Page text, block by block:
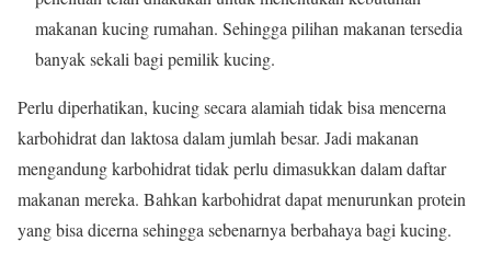
makanan kucing rumahan. Sehingga pilihan makanan tersedia
banyak sekali bagi pemilik kucing.
Perlu diperhatikan, kucing secara alamiah tidak bisa mencerna
karbohidrat dan laktosa dalam jumlah besar. Jadi makanan
mengandung karbohidrat tidak perlu dimasukkan dalam daftar
makanan mereka. Bahkan karbohidrat dapat menurunkan protein
yang bisa dicerna sehingga sebenarnya berbahaya bagi kucing.